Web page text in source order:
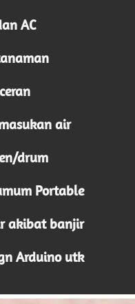
AC
air
drum
Portable
akibat banjir
Arduino utk